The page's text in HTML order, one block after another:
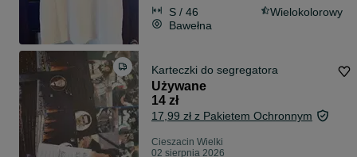
S / 46
Wielokolorowy
Bawełna
Karteczki do segregatora
Używane
14 zł
17,99 zł z Pakietem Ochronnym
Cieszacin Wielki
02 sierpnia 2026